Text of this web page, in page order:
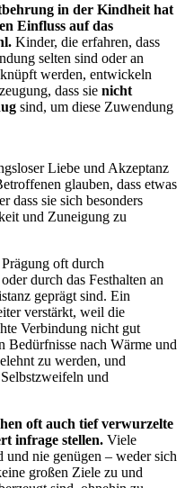
in der Kindheit hat
Einfluss auf das
Kinder, die erfahren, dass
selten sind oder an
werden, entwickeln
dass sie nicht
sind, um diese Zuwendung
Liebe und Akzeptanz
glauben, dass etwas
dass sie sich besonders
und Zuneigung zu
oft durch
oder durch das Festhalten an
geprägt sind. Ein
verstärkt, weil die
Verbindung nicht gut
Bedürfnisse nach Wärme und
zu werden, und
und
oft auch tief verwurzelte
infrage stellen. Viele
und nie genügen – weder sich
großen Ziele zu und